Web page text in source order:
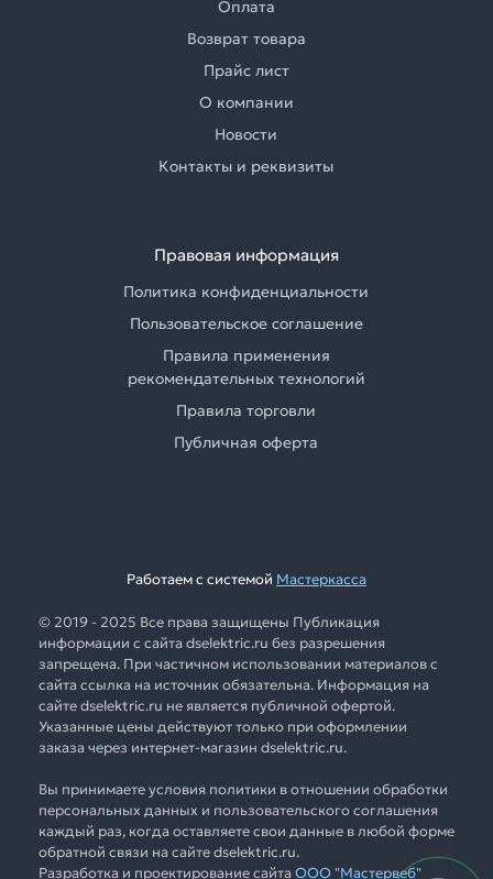
Оплата
Возврат товара
Прайс лист
О компании
Новости
Контакты и реквизиты
Правовая информация
Политика конфиденциальности
Пользовательское соглашение
Правила применения
рекомендательных технологий
Правила торговли
Публичная оферта
Работаем с системой Мастеркасса
© 2019 - 2025 Все права защищены Публикация
информации с сайта dselektric.ru без разрешения
запрещена. При частичном использовании материалов с
сайта ссылка на источник обязательна. Информация на
сайте dselektric.ru не является публичной офертой.
Указанные цены действуют только при оформлении
заказа через интернет-магазин dselektric.ru.
Вы принимаете условия политики в отношении обработки
персональных данных и пользовательского соглашения
каждый раз, когда оставляете свои данные в любой форме
обратной связи на сайте dselektric.ru.
Разработка и проектирование сайта ООО "Мастервеб"